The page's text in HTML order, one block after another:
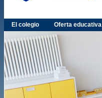
El colegio Oferta educativa